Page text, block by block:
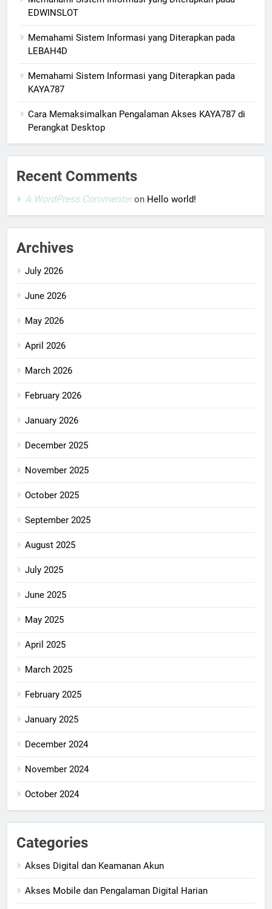
EDWINSLOT
Memahami Sistem Informasi yang Diterapkan pada
LEBAH4D
Memahami Sistem Informasi yang Diterapkan pada
KAYA787
Cara Memaksimalkan Pengalaman Akses KAYA787 di
Perangkat Desktop
Recent Comments
A WordPress Commenteron Hello world!
Archives
July 2026
June 2026
May 2026
April 2026
March 2026
February 2026
January 2026
December 2025
November 2025
October 2025
September 2025
August 2025
July 2025
June 2025
May 2025
April 2025
March 2025
February 2025
January 2025
December 2024
November 2024
October 2024
Categories
Akses Digital dan Keamanan Akun
Akses Mobile dan Pengalaman Digital Harian